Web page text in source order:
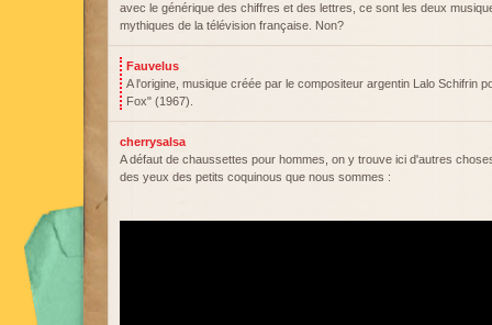
avec le générique des chiffres et des lettres, ce sont les deux
mythiques de la télévision française. Non?
Fauvelus
A l'origine, musique créée par le compositeur argentin Lalo Schifrin
Fox" (1967).
cherrysalsa
A défaut de chaussettes pour hommes, on y trouve ici d'autres
des yeux des petits coquinous que nous sommes :